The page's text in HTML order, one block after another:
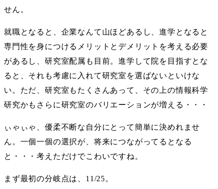
せん。
就職となると、企業なんて山ほどあるし、進学となると
専門性を身につけるメリットとデメリットを考える必要
があるし、研究室配属も目前。進学して院を目指すとな
ると、それも考慮に入れて研究室を選ばないといけな
い。ただ、研究室もたくさんあって、その上の情報科学
研究かもさらに研究室のバリエーションが増える・・・
ぃゃぃゃ、優柔不断な自分にとって簡単に決めれませ
ん。一個一個の選択が、将来につながってるとなる
と・・・考えただけでこわいですね。
まず最初の分岐点は、11/25。